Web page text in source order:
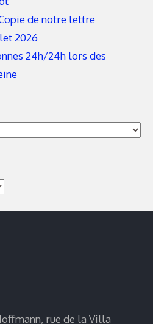
de notre lettre
2026
24h/24h lors des
rue de la Villa